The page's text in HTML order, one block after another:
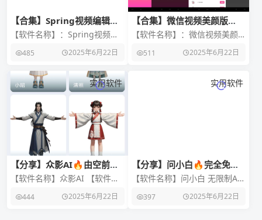
【合集】Spring视频编辑🔥
狐猴浏览器🔥Vidma视频编
辑
【软件名称】：Spring视频编
v1.2.22.34762 【软件大小】：
485 2025年6月22日
【合集】微信视频美颜版🔥
Polish照片编辑器🔥To待办
清单
【软件名称】：微信视频美颜
v3.7.1 【软件大小】：38m
511 2025年6月22日
实用软件
【分享】众影AI🔥由空前强
大的AI技术打造的工具🔥AI
天花板
【软件名称】众影AI 【软件版
67.3mb 【适用平台】安卓
444 2025年6月22日
实用软件
【分享】问小白🔥完全免费
无限制🔥国内顶尖AI技术打
造！
【软件名称】问小白 无限制AI
件大小】81.5mb 【适用平台
397 2025年6月22日